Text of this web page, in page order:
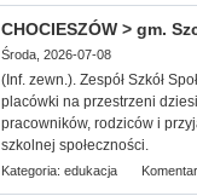
CHOCIESZÓW > gm.
Środa, 2026-07-08
(Inf. zewn.). Zespół Szkół
placówki na przestrzeni
pracowników, rodziców i
szkolnej społeczności.
Kategoria: edukacja